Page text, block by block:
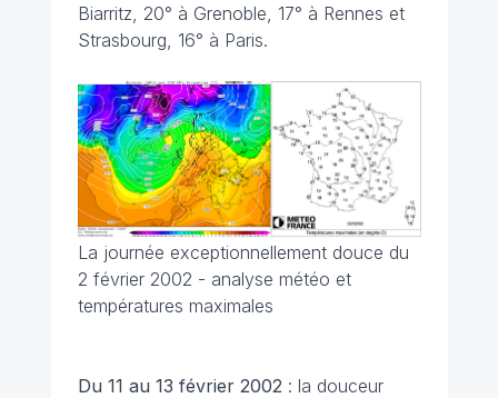
Biarritz, 20° à Grenoble, 17° à Rennes et
Strasbourg, 16° à Paris.
La journée exceptionnellement douce du
2 février 2002 - analyse météo et
températures maximales
Du 11 au 13 février 2002 : la douceur